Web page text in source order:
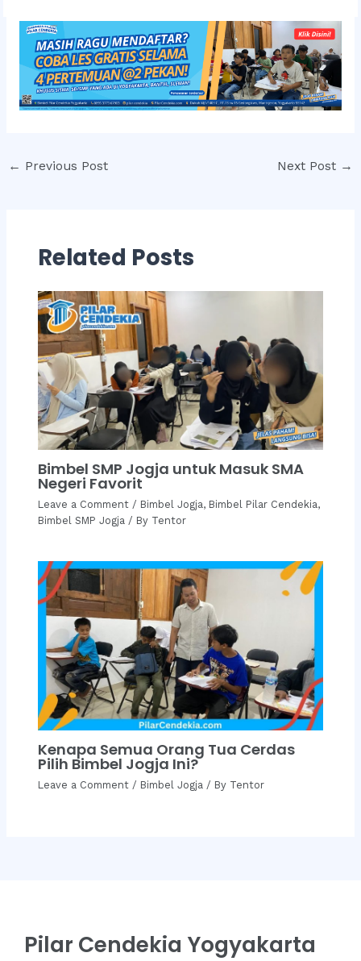
Post
← Previous Post Next Post →
Related Posts
Bimbel SMP Jogja untuk Masuk SMA
Negeri Favorit
Leave a Comment / Bimbel Jogja, Bimbel Pilar Cendekia,
Bimbel SMP Jogja / By Tentor
Kenapa Semua Orang Tua Cerdas
Pilih Bimbel Jogja Ini?
Leave a Comment / Bimbel Jogja / By Tentor
Pilar Cendekia Yogyakarta